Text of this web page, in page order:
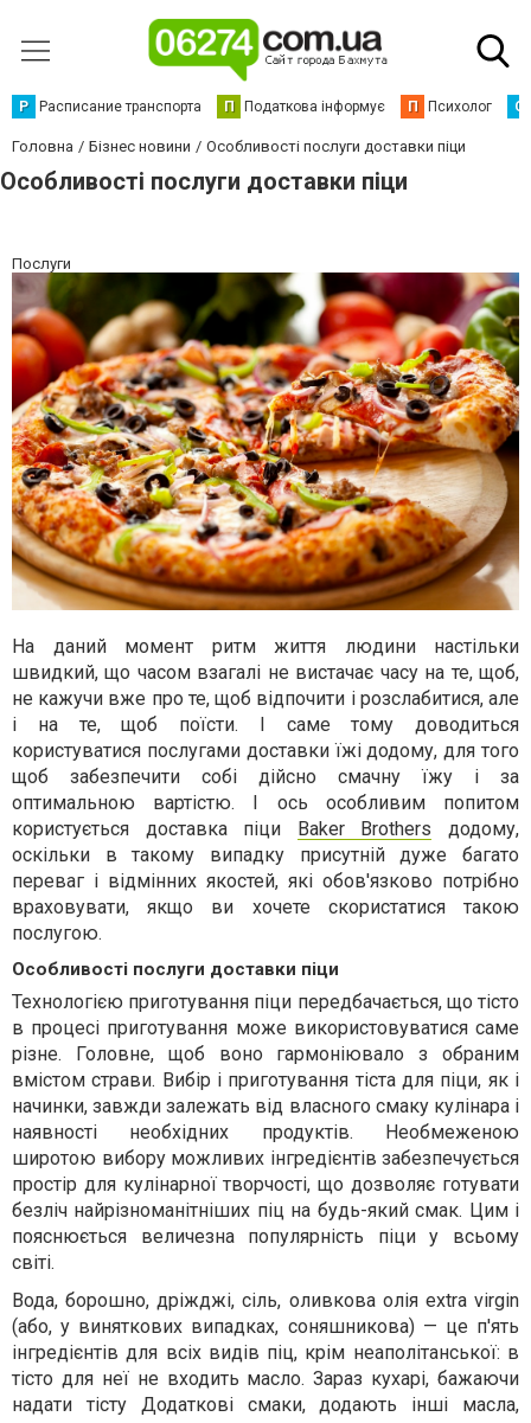
Р Расписание транспорта П Податкова інформує П Психолог С
Головна Бізнес новини Особливості послуги доставки піци
Особливості послуги доставки піци
Послуги
На даний момент ритм життя людини настільки
швидкий, що часом взагалі не вистачає часу на те, щоб,
не кажучи вже про те, щоб відпочити і розслабитися, але
і на те, щоб поїсти. І саме тому доводиться
користуватися послугами доставки їжі додому, для того
щоб забезпечити собі дійсно смачну їжу і за
оптимальною вартістю. І ось особливим попитом
користується доставка піци Baker Brothers додому,
оскільки в такому випадку присутній дуже багато
переваг і відмінних якостей, які обов'язково потрібно
враховувати, якщо ви хочете скористатися такою
послугою.
Особливості послуги доставки піци
Технологією приготування піци передбачається, що тісто
в процесі приготування може використовуватися саме
різне. Головне, щоб воно гармоніювало з обраним
вмістом страви. Вибір і приготування тіста для піци, як і
начинки, завжди залежать від власного смаку кулінара і
наявності необхідних продуктів. Необмеженою
широтою вибору можливих інгредієнтів забезпечується
простір для кулінарної творчості, що дозволяє готувати
безліч найрізноманітніших піц на будь-який смак. Цим і
пояснюється величезна популярність піци у всьому
світі.
Вода, борошно, дріжджі, сіль, оливкова олія extra virgin
(або, у виняткових випадках, соняшникова) — це п'ять
інгредієнтів для всіх видів піц, крім неаполітанської: в
тісто для неї не входить масло. Зараз кухарі, бажаючи
надати тісту Додаткові смаки, додають інші масла,